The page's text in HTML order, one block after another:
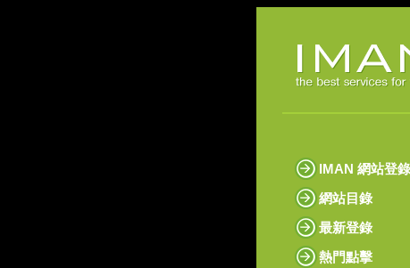
IMAN 網站登
網站目錄
最新登錄
熱門點擊